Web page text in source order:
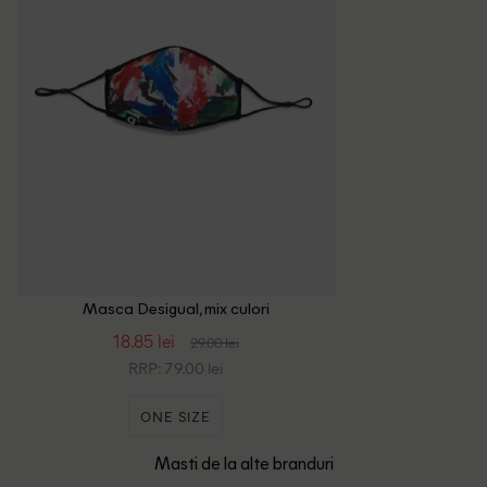
Masca Desigual, mix culori
18.85 lei 29.00 lei
RRP: 79.00 lei
ONE SIZE
Masti de la alte branduri